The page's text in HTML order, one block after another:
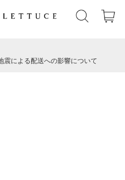
震による配送への影響について